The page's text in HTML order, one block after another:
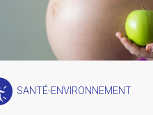
SANTÉ-ENVIRONNEMENT